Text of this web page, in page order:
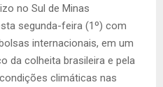
no Sul de Minas
segunda-feira (1º) com
internacionais, em um
da colheita brasileira e pela
climáticas nas